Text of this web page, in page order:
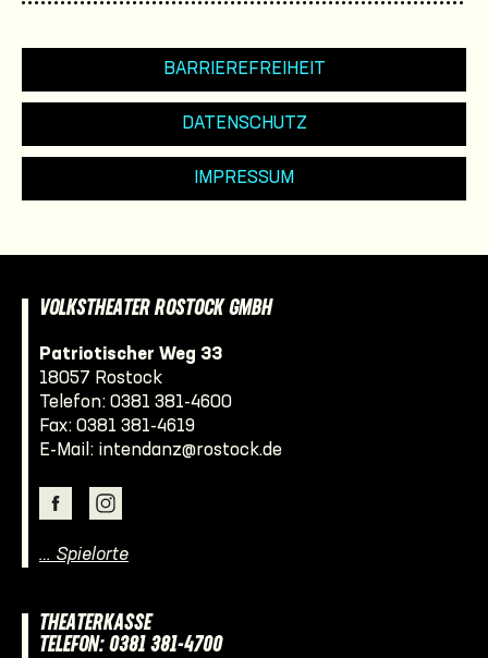
BARRIEREFREIHEIT
DATENSCHUTZ
IMPRESSUM
VOLKSTHEATER ROSTOCK GMBH
Patriotischer Weg 33
18057 Rostock
Telefon: 0381 381-4600
Fax: 0381 381-4619
E-Mail: intendanz@rostock.de
… Spielorte
THEATERKASSE
TELEFON: 0381 381-4700